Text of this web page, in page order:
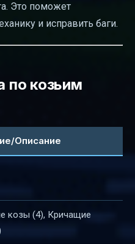
Это поможет
и исправить баги.
по козьим
Описание
козы (4), Кричащие